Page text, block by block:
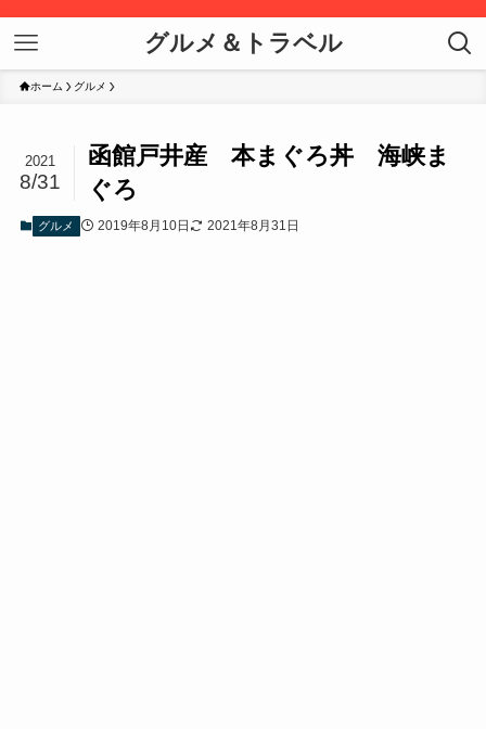
グルメ＆トラベル
ホーム グルメ
函館戸井産 本まぐろ丼 海峡ま
ぐろ
2021
8/31
グルメ 2019年8月10日 2021年8月31日